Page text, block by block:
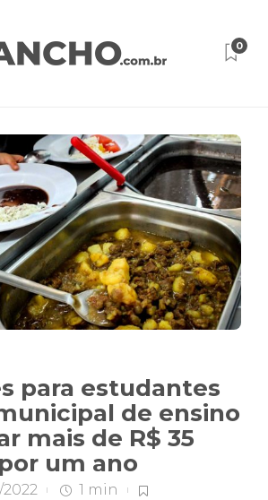
0
para estudantes
de ensino
mais de R$ 35
um ano
1 min